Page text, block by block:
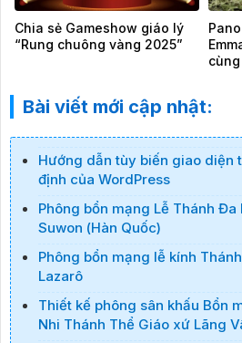
Chia sẻ Gameshow giáo lý
“Rung chuông vàng 2025”
Bài viết mới cập nhật:
Hướng dẫn tùy biến giao diện
định của WordPress
Phông bổn mạng Lễ Thánh
Suwon (Hàn Quốc)
Phông bổn mạng lễ kính
Lazarô
Thiết kế phông sân khấu Bổn
Nhi Thánh Thể Giáo xứ Lãng